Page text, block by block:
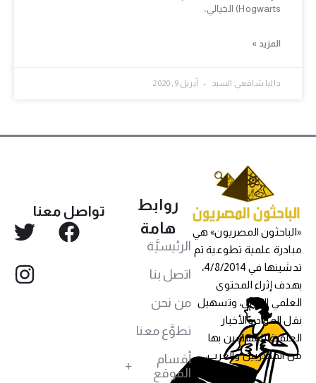
Hogwarts) الخيالي،
المزيد »
داليا شافعي السيد أبريل 9, 2020
«الباحثون المصريون» هي
مبادرة علمية تطوعية تم
تدشينها في 4/8/2014،
بهدف إثراء المحتوى
العلمي العربي، وتسهيل
نقل المواد والأخبار
العلمية للمهتمين بها
من المصريين والعرب،
روابط
هامة
الرئيسيَّة
اتصل بنا
من نحن
تطوَّع معنا
أقسام
الموقع
تواصل معنا